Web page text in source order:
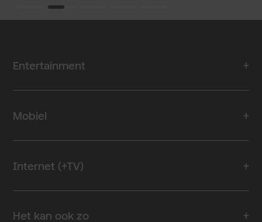
Entertainment
Mobiel
Internet (+TV)
Het kan ook zo